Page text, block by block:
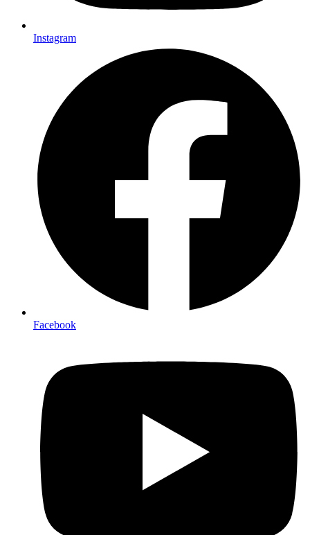
Instagram
Facebook